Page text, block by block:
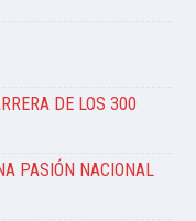
DE LOS 300
PASIÓN NACIONAL